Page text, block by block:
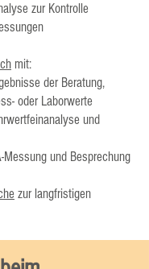
zur Kontrolle
mit:
der Beratung,
oder Laborwerte
und
und Besprechung
zur langfristigen